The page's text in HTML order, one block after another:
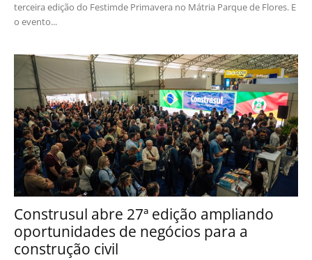
terceira edição do Festimde Primavera no Mátria Parque de Flores. E
o evento...
Construsul abre 27ª edição ampliando
oportunidades de negócios para a
construção civil